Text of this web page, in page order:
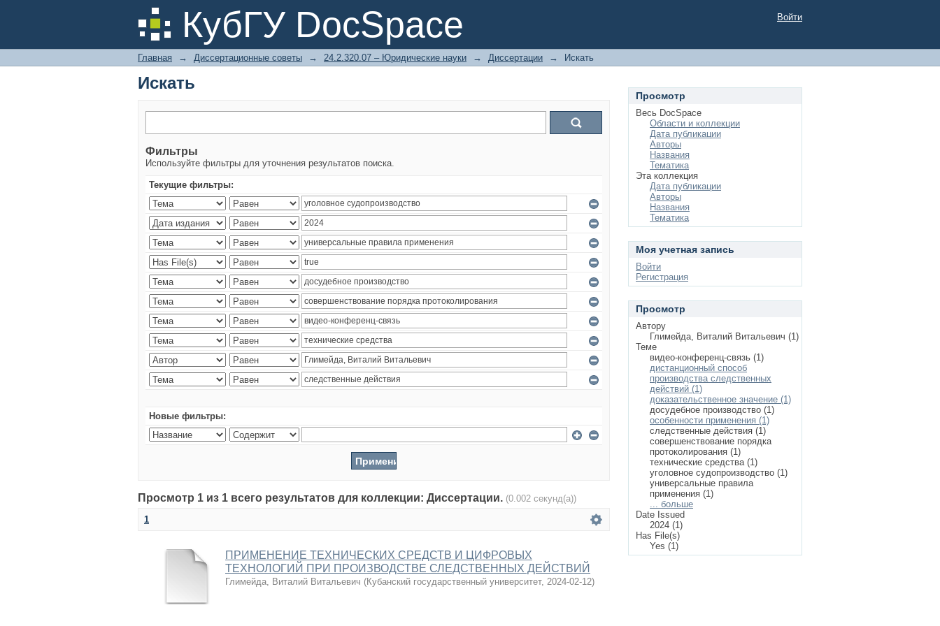
КубГУ DocSpace
Искать Войти
Главная → Диссертационные советы → 24.2.320.07 – Юридические науки → Диссертации → Искать
Искать
Фильтры
Используйте фильтры для уточнения результатов поиска.
Текущие фильтры:
Новые фильтры:
Просмотр 1 из 1 всего результатов для коллекции: Диссертации. (0.002 секунд(а))
1
ПРИМЕНЕНИЕ ТЕХНИЧЕСКИХ СРЕДСТВ И ЦИФРОВЫХ
ТЕХНОЛОГИЙ ПРИ ПРОИЗВОДСТВЕ СЛЕДСТВЕННЫХ ДЕЙСТВИЙ
Глимейда, Виталий Витальевич (Кубанский государственный университет, 2024-02-12)
Просмотр
Весь DocSpace
Области и коллекции
Дата публикации
Авторы
Названия
Тематика
Эта коллекция
Дата публикации
Авторы
Названия
Тематика
Моя учетная запись
Войти
Регистрация
Просмотр
Автору
Глимейда, Виталий Витальевич (1)
Теме
видео-конференц-связь (1)
дистанционный способ
производства следственных
действий (1)
доказательственное значение (1)
досудебное производство (1)
особенности применения (1)
следственные действия (1)
совершенствование порядка
протоколирования (1)
технические средства (1)
уголовное судопроизводство (1)
универсальные правила
применения (1)
... больше
Date Issued
2024 (1)
Has File(s)
Yes (1)